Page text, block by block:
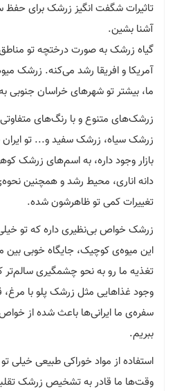
تاثیرات شگفت انگیز زرشک برای
آشنا بشین.
گیاه زرشک به صورت درختچه‌ تو مناطق
آمریکا و افریقا رشد می‌کنه. زرشک
ما، بیشتر تو شهرهای خراسان جنوبی
زرشک‌های متنوع و با رنگ‌های متفاوتی
زرشک سیاه، زرشک سفید و... تو
بازار وجود داره، به اسم‌های زرشک
دانه اناری، محیط رشد و همچنین
تغییرات کمی تو ظاهرشون شده.
زرشک خواص بی‌نظیری داره که تو
این میوه‌ی کوچیک، جایگاه خوبی بین
تغذیه ما رو به نحو چشمگیری
وجود غذاهایی مثل زرشک پلو با مرغ،
سفره‌ی ما ایرانی‌ها باعث شده از
ببریم.
استفاده از مواد خوراکی طبیعی خیلی
وقت‌ها ما قادر به تشخیص زرشک